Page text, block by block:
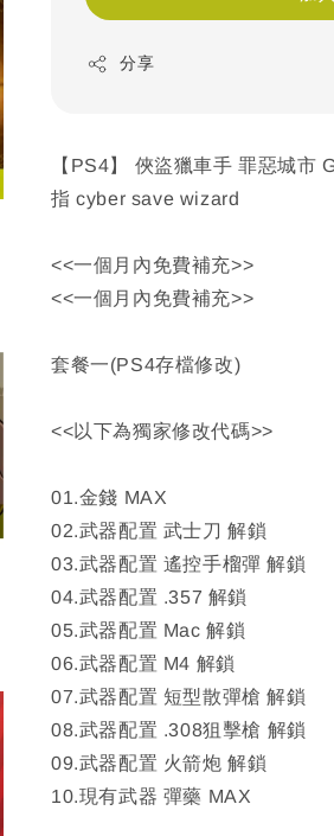
分享
【PS4】 俠盜獵車手 罪惡城市
指 cyber save wizard
<<一個月內免費補充>>
<<一個月內免費補充>>
套餐一(PS4存檔修改)
<<以下為獨家修改代碼>>
01.金錢 MAX
02.武器配置 武士刀 解鎖
03.武器配置 遙控手榴彈 解鎖
04.武器配置 .357 解鎖
05.武器配置 Mac 解鎖
06.武器配置 M4 解鎖
07.武器配置 短型散彈槍 解鎖
08.武器配置 .308狙擊槍 解鎖
09.武器配置 火箭炮 解鎖
10.現有武器 彈藥 MAX